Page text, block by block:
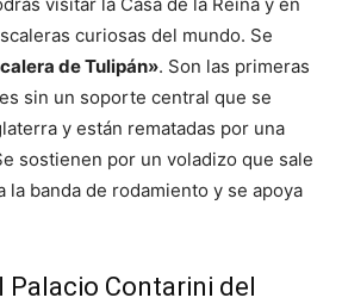
curiosas del mundo. Se
de Tulipán». Son las primeras
sin un soporte central que se
y están rematadas por una
sostienen por un voladizo que sale
la banda de rodamiento y se apoya
Palacio Contarini del